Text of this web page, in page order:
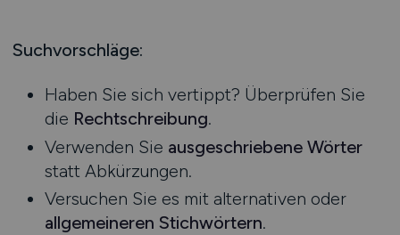
Schienen- / Straßen- / Luft- / Seefracht
Supply Chain Management
Vertrieb / Verkauf / Handel
Zoll / Behörden
Sonstige
Mecklenburg-Vorpommern
Nordrhein-Westfalen
Rheinland-Pfalz
Saarland
Sachsen
Sachsen-Anhalt
Schleswig-Holstein
Suchvorschläge:
Haben Sie sich vertippt? Überprüfen Sie
die Rechtschreibung.
Verwenden Sie ausgeschriebene Wörter
statt Abkürzungen.
Versuchen Sie es mit alternativen oder
allgemeineren Stichwörtern.